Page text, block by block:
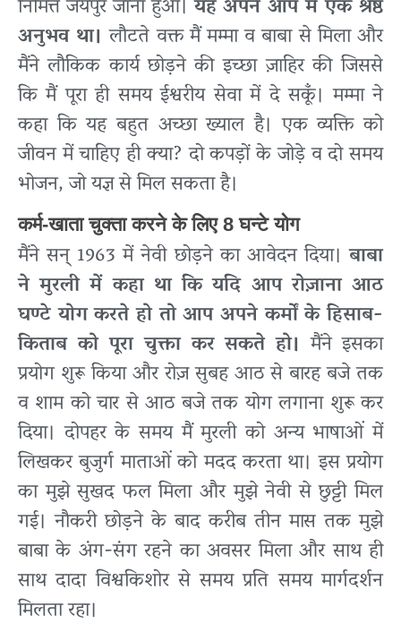
निमित्त जयपुर जाना हुआ।यह अपने आप में एक श्रेष्ठ
अनुभव था। लौटते वक्त मैं मम्मा व बाबा से मिला और
मैंने लौकिक कार्य छोड़ने की इच्छा ज़ाहिर की जिससे
कि मैं पूरा ही समय ईश्वरीय सेवा में दे सकूँ। मम्मा ने
कहा कि यह बहुत अच्छा ख्याल है। एक व्यक्ति को
जीवन में चाहिए ही क्या? दो कपड़ों के जोड़े व दो समय
भोजन, जो यज्ञ से मिल सकता है।
कर्म-खाता चुक्ता करने के लिए 8 घन्टे योग
मैंने सन् 1963 में नेवी छोड़ने का आवेदन दिया।बाबा
ने मुरली में कहा था कि यदि आप रोज़ाना आठ
घण्टे योग करते हो तो आप अपने कर्मों के हिसाब-
किताब को पूरा चुक्ता कर सकते हो। मैंने इसका
प्रयोग शुरू किया और रोज़ सुबह आठ से बारह बजे तक
व शाम को चार से आठ बजे तक योग लगाना शुरू कर
दिया। दोपहर के समय मैं मुरली को अन्य भाषाओं में
लिखकर बुजुर्ग माताओं को मदद करता था। इस प्रयोग
का मुझे सुखद फल मिला और मुझे नेवी से छुट्टी मिल
गई। नौकरी छोड़ने के बाद करीब तीन मास तक मुझे
बाबा के अंग-संग रहने का अवसर मिला और साथ ही
साथ दादा विश्वकिशोर से समय प्रति समय मार्गदर्शन
मिलता रहा।